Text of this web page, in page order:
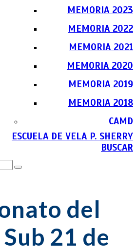
MEMORIA 2023
MEMORIA 2022
MEMORIA 2021
MEMORIA 2020
MEMORIA 2019
MEMORIA 2018
CAMD
ESCUELA DE VELA P. SHERRY
BUSCAR
Enviar
del
21 de